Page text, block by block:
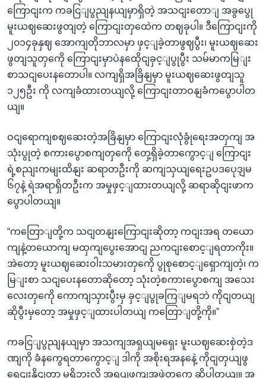
ကြောငျးက ကခငြျပွညျနယျမှာရှိတဲ့ အသငျးတောျ အခွပွေု
မူးယဈဆေးဖွတျတဲ့ ကြောငျးတှထေဲက တဈခုပါ။ ဒီကြောငျးကို
၂၀၁၄ခုနှဈ အောကျတိုဘာလမှာ ဖှင့ျခဲ့တာဖွဈပွီး၊ မူးယဈဆေး
ဖွတျသူတှကေို ကြောငျးမှာပဲနထေိုငျခှင့ျပွုပွီး သမ်မာကမြျး
စာသငျပေးနတောပါ။ လကျရှိအခြိနျမှာ မူးယဈဆေးဖွတျသူ
၁၂၅ဦး ကို လကျခံထားတယျလို့ ကြောငျးတာဝနျခံကပွောပါတ
ယျ။
ဝငျရောကျစဈဆေးတဲ့အခြိနျမှာ ကြောငျးလုံခွုံရေးအတှကျ အ
သုံးပွုတဲ့ စကားပွောစကျတှကေို တှေ့ရှိခဲ့တာကွောင့ျ ကြောငျး
ရဲ့စညျးကမျးထိနျး ဆရာတဦးကို ဆကျသှယျရေးဥပဒပေုဒျမ
၆၇နဲ့ ရဲအရာရှိတဦးက အမှုဖှင့ျထားတယျလို့ ဆရာဆိုငျးဖာက
ပွောပါတယျ။
“ကတြောျတို့က သငျတနျးကြောငျးဆိုတာ့ ကငျးအရ တယော
ကျနဲ့တယောကျ မထှကျပွေးအောငျ ညကငျးစောင့ျရတာကိုး။
အဲတော့ မူးယဈဆေးဝါးသမားတှကေို ပွုစုစောင့ျရှောကျတဲ့၊ က
မြျးစာ သငျပေးနတောဆိုတော့ သုံးတဲ့စကားပွောစကျ အသေး
လေးတှကေို ကောကျသှားပွီးမှ ခှင့ျပွုခကြျမရဘဲ ကိုငျတယျ
ဆိုပွီးမှတော့ အမှုဖှင့ျထားပါတယျ ကတြောျတို့ကို။”
ကခငြျပွညျနယျမှာ အသကျအရှယျမရှေး မူးယဈဆေးစှဲတဲ့ဒ
ဏျကို ခံနကွေရတာကွောင့ျ ဒါကို အစိုးရအနနေဲ့ ကိုငျတှယျဖွ
ရှေငျးနိုငျတာ မရှိဘူးလို့ အရပျဖကျအဖှဲ့တှကေ ဆိုပါတယျ။ အ